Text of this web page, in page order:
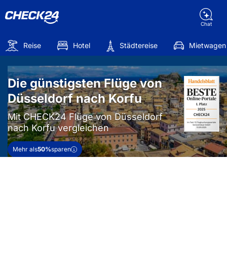
Chat
Reise Hotel Städtereise Mietwagen
Die günstigsten Flüge von
Düsseldorf nach Korfu
Mit CHECK24 Flüge von Düsseldorf
nach Korfu vergleichen
Mehr als50%sparen